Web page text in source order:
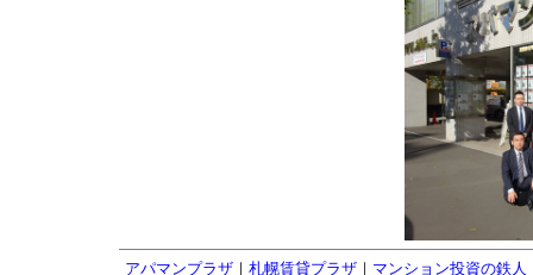
アパマンプラザ ｜ 札幌賃貸プラザ ｜ マンション投資の鉄人